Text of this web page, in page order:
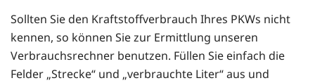
Sollten Sie den Kraftstoffverbrauch Ihres PKWs nicht
kennen, so können Sie zur Ermittlung unseren
Verbrauchsrechner benutzen. Füllen Sie einfach die
Felder „Strecke“ und „verbrauchte Liter“ aus und